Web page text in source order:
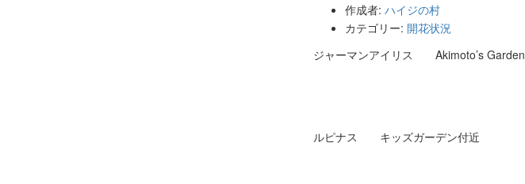
作成者: ハイジの村
カテゴリー: 開花状況
ジャーマンアイリス Akimoto’s Garden
ルピナス キッズガーデン付近